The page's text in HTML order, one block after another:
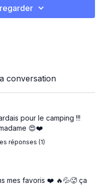
cardio tabata qui
Honnêtement,
conversation
pour le camping !!!
😍❤️
réponses (1)
mes favoris ❤️ 🔥💦🥵 ça